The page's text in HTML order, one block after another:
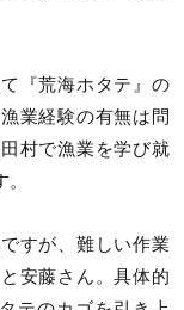
『荒海ホタテ』の
業経験の有無は問
村で漁業を学び就
すが、難しい作業
安藤さん。具体的